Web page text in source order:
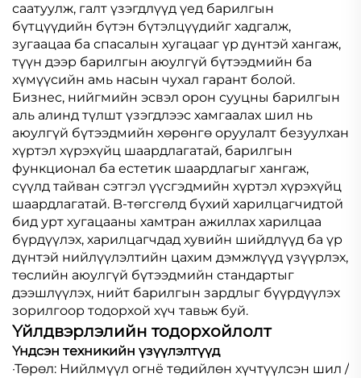
саатуулж, галт үзэгдлүүд үед барилгын
бүтцүүдийн бүтэн бүтэлцүүдийг хадгалж,
зугаацаа ба спасалын хугацааг үр дүнтэй хангаж,
түүн дээр барилгын аюулгүй бүтээдмийн ба
хүмүүсийн амь насын чухал гарант болой.
Бизнес, нийгмийн эсвэл орон сууцны барилгын
аль алинд түлшт үзэгдлээс хамгаалах шил нь
аюулгүй бүтээдмийн хөрөнгө оруулалт безуулхан
хүртэл хүрэхүйц шаардлагатай, барилгын
функционал ба естетик шаардлагыг хангаж,
сүүлд тайван сэтгэл үүсгэдмийн хүртэл хүрэхүйц
шаардлагатай. B-төгсгөлд бүхий харилцагчидтой
бид урт хугацааны хамтран ажиллах харилцаа
бүрдүүлэх, харилцагчдад хувийн шийдлүүд ба үр
дүнтэй нийлүүлэлтийн цахим дэмжлүүд үзүүрлэх,
төслийн аюулгүй бүтээдмийн стандартыг
дээшлүүлэх, нийт барилгын зардлыг бүүрдүүлэх
зорилгоор тодорхой хүч тавьж буй.
Үйлдвэрлэлийн тодорхойлолт
Үндсэн техникийн үзүүлэлтүүд
·Төрөл: Нийлмүүл огнё төдийлөн хүчтүүлсэн шил /